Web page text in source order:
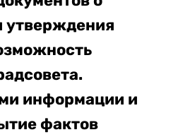
утверждения
информации и
фактов